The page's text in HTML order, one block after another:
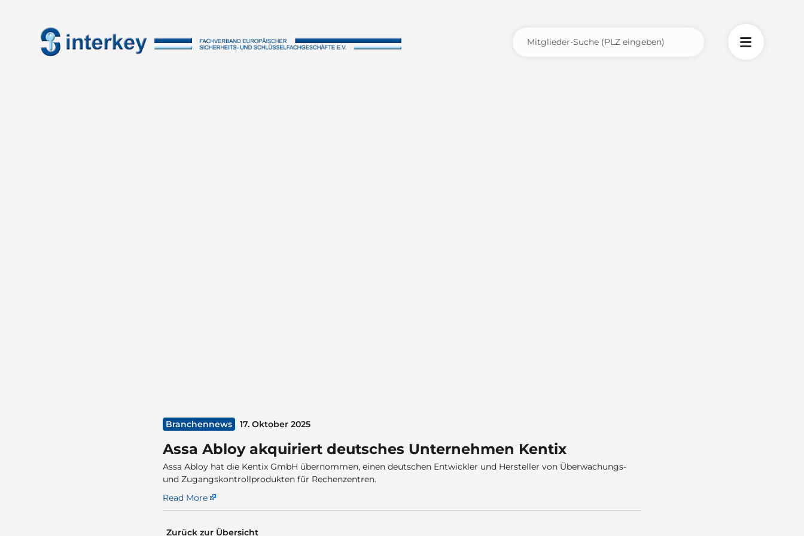
Branchennews 17. Oktober 2025
Assa Abloy akquiriert deutsches Unternehmen Kentix
Assa Abloy hat die Kentix GmbH übernommen, einen deutschen Entwickler und Hersteller von Überwachungs-
und Zugangskontrollprodukten für Rechenzentren.
Read More
Zurück zur Übersicht